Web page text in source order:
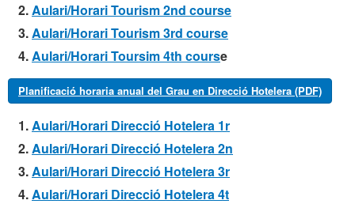
Aulari/Horari Tourism 2nd course
Aulari/Horari Tourism 3rd course
Aulari/Horari Toursim 4th course
Planificació horaria anual del Grau en Direcció Hotelera (PDF)
Aulari/Horari Direcció Hotelera 1r
Aulari/Horari Direcció Hotelera 2n
Aulari/Horari Direcció Hotelera 3r
Aulari/Horari Direcció Hotelera 4t